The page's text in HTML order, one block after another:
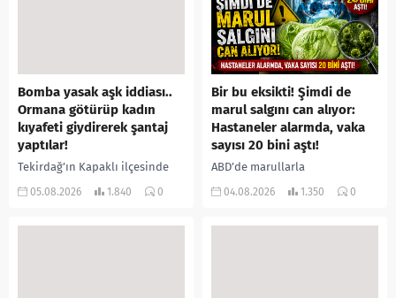
Bomba yasak aşk iddiası..
Ormana götürüp kadın
kıyafeti giydirerek şantaj
yaptılar!
Tekirdağ’ın Kapaklı ilçesinde
bir kişiyi, arkadaşının eşiyle
05.08.2026 1.840 0
Bir bu eksikti! Şimdi de
marul salgını can alıyor:
Hastaneler alarmda, vaka
sayısı 20 bini aştı!
ABD’de marullarla
ilişkilendirilen siklospora
04.08.2026 1.350 0